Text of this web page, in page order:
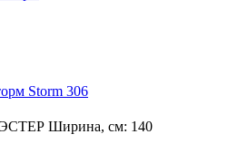
Storm 306
Ширина, см: 140